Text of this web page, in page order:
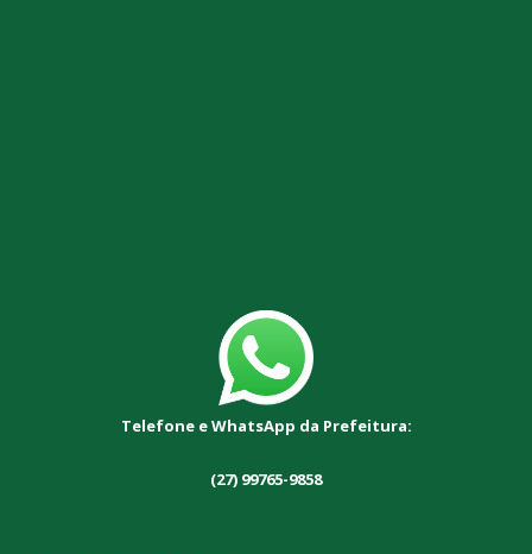
Telefone e WhatsApp da Prefeitura:
(27) 99765-9858